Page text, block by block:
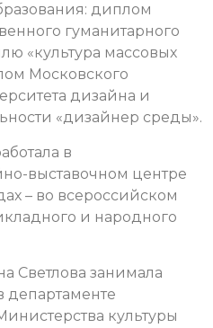
диплом
гуманитарного
«культура массовых
Московского
дизайна и
«дизайнер среды».
в
выставочном центре
– во всероссийском
и народного
Светлова занимала
департаменте
культуры